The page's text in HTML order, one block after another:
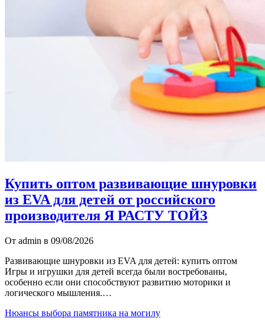
Купить оптом развивающие шнуровки
из EVA для детей от российского
производителя Я РАСТУ ТОЙЗ
От admin в 09/08/2026
Развивающие шнуровки из EVA для детей: купить оптом
Игры и игрушки для детей всегда были востребованы,
особенно если они способствуют развитию моторики и
логического мышления.…
Нюансы выбора памятника на могилу